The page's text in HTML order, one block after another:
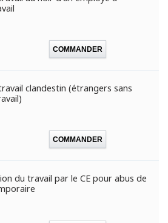
COMMANDER
clandestin (étrangers sans
COMMANDER
du travail par le CE pour abus de